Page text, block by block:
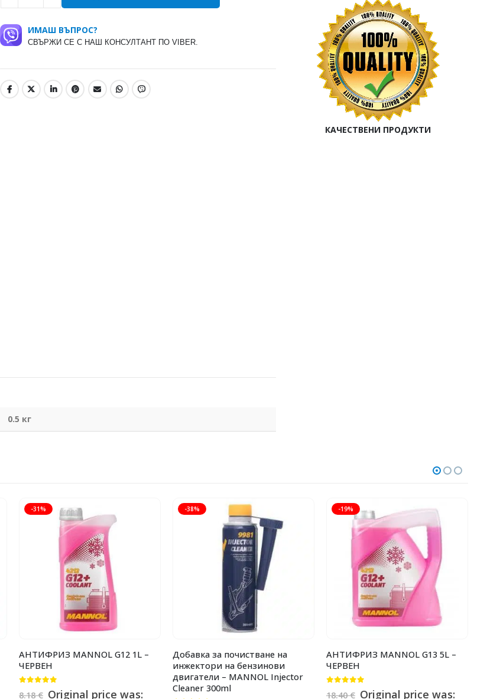
ИМАШ ВЪПРОС?
СВЪРЖИ СЕ С НАШ КОНСУЛТАНТ ПО VIBER.
0.5 кг
КАЧЕСТВЕНИ ПРОДУКТИ
-31%
АНТИФРИЗ MANNOL G12 1L –
ЧЕРВЕН
8.18€ Original price was:
-38%
Добавка за почистване на
инжектори на бензинови
двигатели – MANNOL Injector
Cleaner 300ml
-19%
АНТИФРИЗ MANNOL G13 5L –
ЧЕРВЕН
18.40€ Original price was: